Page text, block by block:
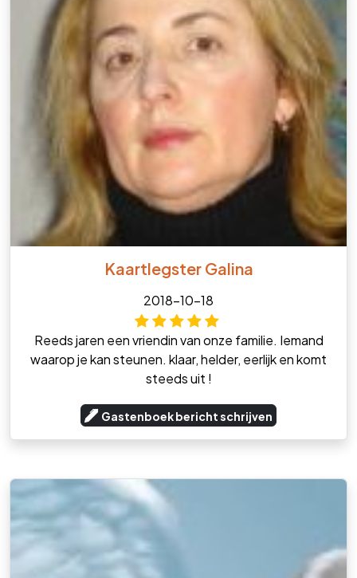
Kaartlegster Galina
2018-10-18
Reeds jaren een vriendin van onze familie. Iemand
waarop je kan steunen. klaar, helder, eerlijk en komt
steeds uit !
Gastenboek bericht schrijven